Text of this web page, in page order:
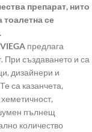
препарат, нито
тоалетна се
.
VIEGA предлага
При създаването и са
дизайнери и
са казанчета,
пълнещ
количество